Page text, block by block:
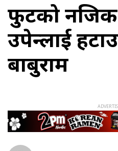
फुटको
उपेन्द्रलाई
बाबुराम